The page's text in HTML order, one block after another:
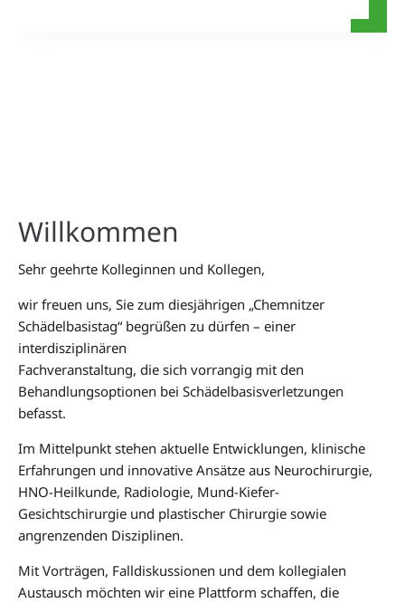
Willkommen
Sehr geehrte Kolleginnen und Kollegen,
wir freuen uns, Sie zum diesjährigen „Chemnitzer
Schädelbasistag“ begrüßen zu dürfen – einer
interdisziplinären
Fachveranstaltung, die sich vorrangig mit den
Behandlungsoptionen bei Schädelbasisverletzungen
befasst.
Im Mittelpunkt stehen aktuelle Entwicklungen, klinische
Erfahrungen und innovative Ansätze aus Neurochirurgie,
HNO-Heilkunde, Radiologie, Mund-Kiefer-
Gesichtschirurgie und plastischer Chirurgie sowie
angrenzenden Disziplinen.
Mit Vorträgen, Falldiskussionen und dem kollegialen
Austausch möchten wir eine Plattform schaffen, die